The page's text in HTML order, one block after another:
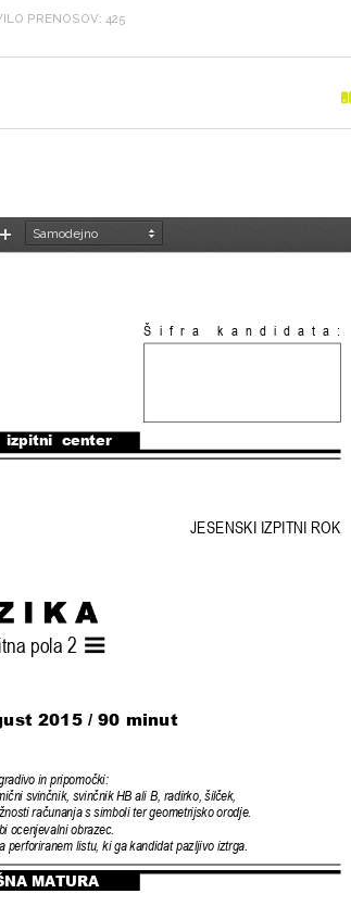
PRENOSOV: 425
Povečaj
in pripomočki:
čni svinčnik, svinčnik HB ali B, radirko, šilček,
računanja s simboli ter geometrijsko orodje.
ocenjevalni obrazec.
perforiranem listu, ki ga kandidat pazljivo iztrga.
JESENSKI IZPITNI ROK
2015 / 90 minut
izpitni  center
MATURA
Šifra kandidata:
pola 2